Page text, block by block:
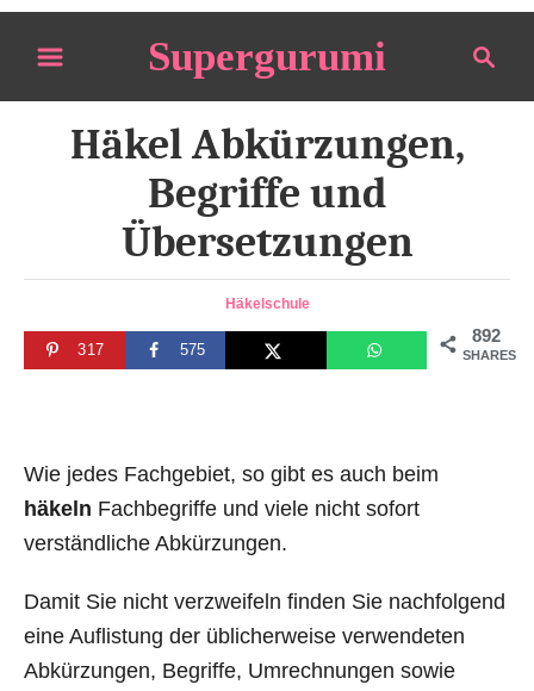
i
a
c
Supergurumi
Häkel Abkürzungen,
Begriffe und
Übersetzungen
C
a
i
e
Häkelschule
892
SHARES
317 575
Wie jedes Fachgebiet, so gibt es auch beim
häkeln Fachbegriffe und viele nicht sofort
verständliche Abkürzungen.
Damit Sie nicht verzweifeln finden Sie nachfolgend
eine Auflistung der üblicherweise verwendeten
Abkürzungen, Begriffe, Umrechnungen sowie